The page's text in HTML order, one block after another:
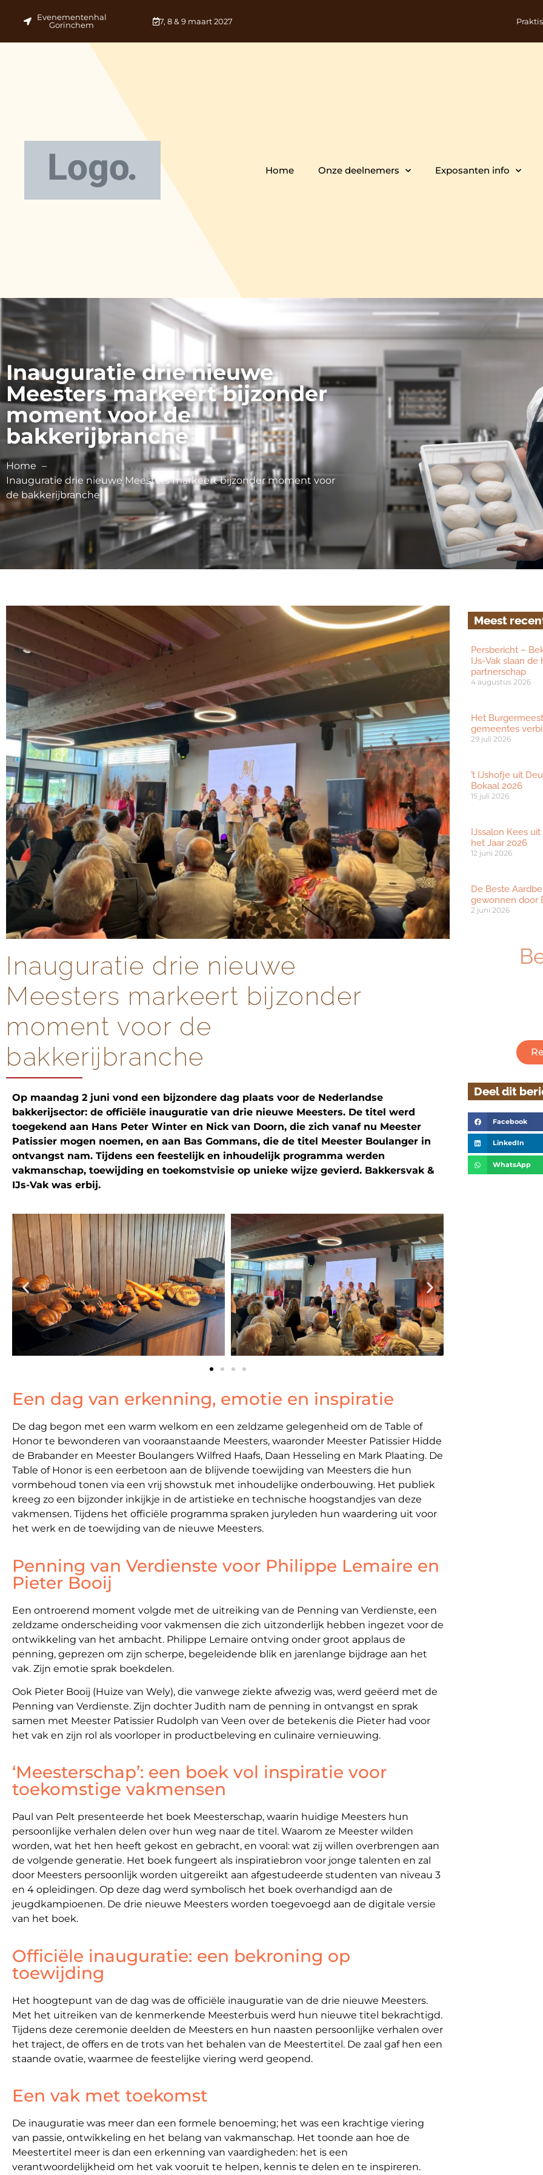
Evenementenhal
Gorinchem
7, 8 & 9 maart 2027
Home Onze deelnemers Exposanten info
Inauguratie drie nieuwe
Meesters markeert bijzonder
moment voor de
bakkerijbranche
Home
Inauguratie drie nieuwe Meesters markeert bijzonder moment voor
de bakkerijbranche
Inauguratie drie nieuwe
Meesters markeert bijzonder
moment voor de
bakkerijbranche
Op maandag 2 juni vond een bijzondere dag plaats voor de Nederlandse
bakkerijsector: de officiële inauguratie van drie nieuwe Meesters. De titel werd
toegekend aan Hans Peter Winter en Nick van Doorn, die zich vanaf nu Meester
Patissier mogen noemen, en aan Bas Gommans, die de titel Meester Boulanger in
ontvangst nam. Tijdens een feestelijk en inhoudelijk programma werden
vakmanschap, toewijding en toekomstvisie op unieke wijze gevierd. Bakkersvak &
IJs-Vak was erbij.
Een dag van erkenning, emotie en inspiratie
De dag begon met een warm welkom en een zeldzame gelegenheid om de Table of
Honor te bewonderen van vooraanstaande Meesters, waaronder Meester Patissier Hidde
de Brabander en Meester Boulangers Wilfred Haafs, Daan Hesseling en Mark Plaating. De
Table of Honor is een eerbetoon aan de blijvende toewijding van Meesters die hun
vormbehoud tonen via een vrij showstuk met inhoudelijke onderbouwing. Het publiek
kreeg zo een bijzonder inkijkje in de artistieke en technische hoogstandjes van deze
vakmensen. Tijdens het officiële programma spraken juryleden hun waardering uit voor
het werk en de toewijding van de nieuwe Meesters.
Penning van Verdienste voor Philippe Lemaire en
Pieter Booij
Een ontroerend moment volgde met de uitreiking van de Penning van Verdienste, een
zeldzame onderscheiding voor vakmensen die zich uitzonderlijk hebben ingezet voor de
ontwikkeling van het ambacht. Philippe Lemaire ontving onder groot applaus de
penning, geprezen om zijn scherpe, begeleidende blik en jarenlange bijdrage aan het
vak. Zijn emotie sprak boekdelen.
Ook Pieter Booij (Huize van Wely), die vanwege ziekte afwezig was, werd geëerd met de
Penning van Verdienste. Zijn dochter Judith nam de penning in ontvangst en sprak
samen met Meester Patissier Rudolph van Veen over de betekenis die Pieter had voor
het vak en zijn rol als voorloper in productbeleving en culinaire vernieuwing.
‘Meesterschap’: een boek vol inspiratie voor
toekomstige vakmensen
Paul van Pelt presenteerde het boek Meesterschap, waarin huidige Meesters hun
persoonlijke verhalen delen over hun weg naar de titel. Waarom ze Meester wilden
worden, wat het hen heeft gekost en gebracht, en vooral: wat zij willen overbrengen aan
de volgende generatie. Het boek fungeert als inspiratiebron voor jonge talenten en zal
door Meesters persoonlijk worden uitgereikt aan afgestudeerde studenten van niveau 3
en 4 opleidingen. Op deze dag werd symbolisch het boek overhandigd aan de
jeugdkampioenen. De drie nieuwe Meesters worden toegevoegd aan de digitale versie
van het boek.
Officiële inauguratie: een bekroning op
toewijding
Het hoogtepunt van de dag was de officiële inauguratie van de drie nieuwe Meesters.
Met het uitreiken van de kenmerkende Meesterbuis werd hun nieuwe titel bekrachtigd.
Tijdens deze ceremonie deelden de Meesters en hun naasten persoonlijke verhalen over
het traject, de offers en de trots van het behalen van de Meestertitel. De zaal gaf hen een
staande ovatie, waarmee de feestelijke viering werd geopend.
Een vak met toekomst
De inauguratie was meer dan een formele benoeming; het was een krachtige viering
van passie, ontwikkeling en het belang van vakmanschap. Het toonde aan hoe de
Meestertitel meer is dan een erkenning van vaardigheden: het is een
verantwoordelijkheid om het vak vooruit te helpen, kennis te delen en te inspireren.
Meest
Persbericht –
IJs-Vak slaan
partnerschap
4 augustus 2026
Het
gemeentes
29 juli 2026
’t IJshofje uit
Bokaal 2026
15 juli 2026
IJssalon Kees
het Jaar 2026
12 juni 2026
De Beste
gewonnen door
2 juni 2026
Deel dit
Facebook
LinkedIn
WhatsApp